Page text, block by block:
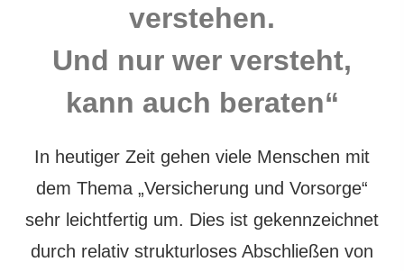
verstehen.
Und nur wer versteht,
kann auch beraten“
In heutiger Zeit gehen viele Menschen mit
dem Thema „Versicherung und Vorsorge“
sehr leichtfertig um. Dies ist gekennzeichnet
durch relativ strukturloses Abschließen von